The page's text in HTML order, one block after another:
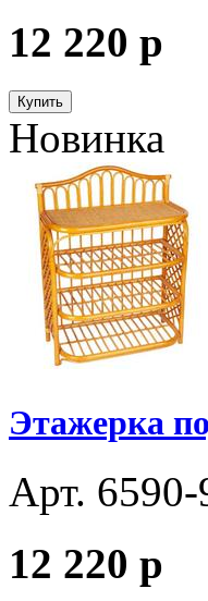
12 220 p
Купить
Новинка
Этажерка
Арт.
12 220 p